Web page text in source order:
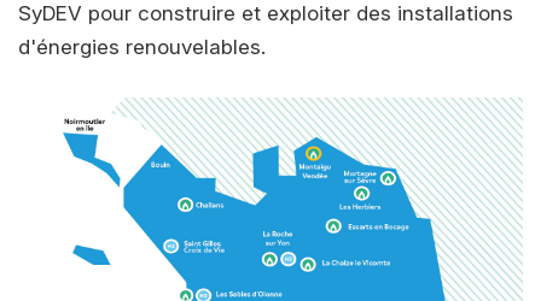
SyDEV pour construire et exploiter des installations
d'énergies renouvelables.